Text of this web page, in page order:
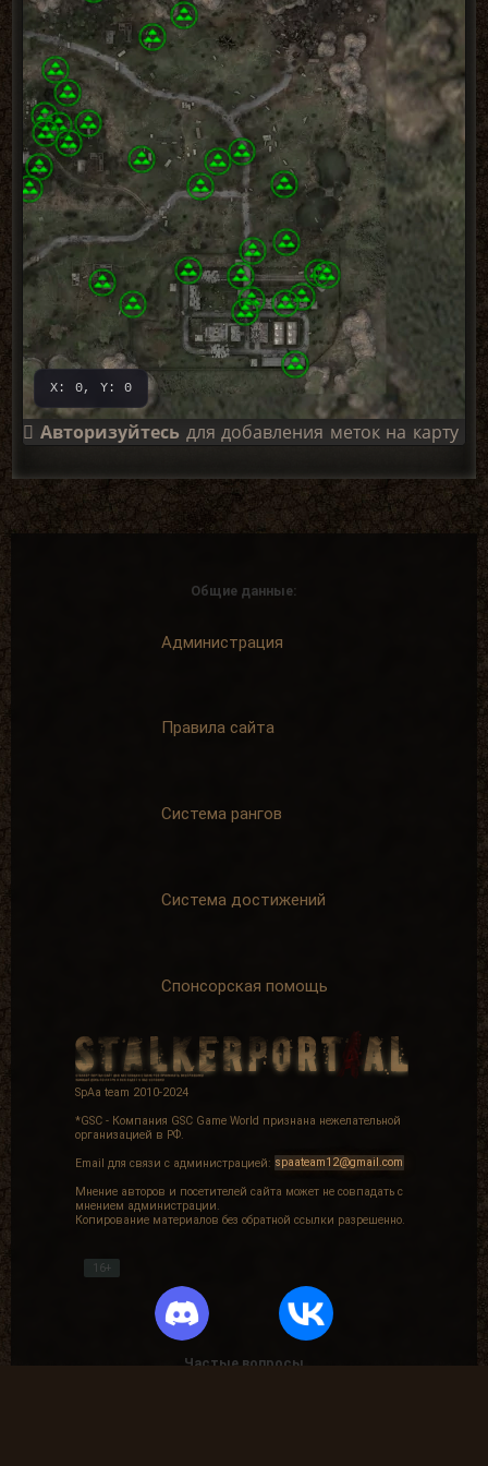
X: 0, Y: 0
Авторизуйтесьдля добавления меток на карту
Общие данные:
Администрация
Правила сайта
Система рангов
Система достижений
Спонсорская помощь
SpAa team 2010-2024
*GSC - Компания GSC Game World признана нежелательной
организацией в РФ.
Email для связи с администрацией: spaateam12@gmail.com
Мнение авторов и посетителей сайта может не совпадать с
мнением администрации.
Копирование материалов без обратной ссылки разрешенно.
16+
Частые вопросы